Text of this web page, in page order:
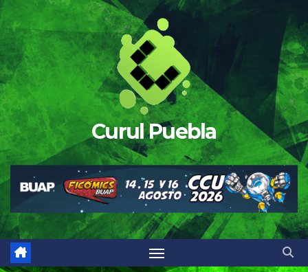
Saltar
al
contenido
Curul Puebla